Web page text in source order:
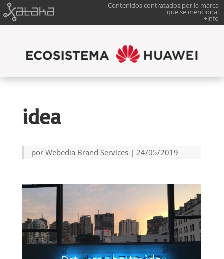
Contenidos contratados por la marca
que se menciona.
+info
idea
por Webedia Brand Services| 24/05/2019